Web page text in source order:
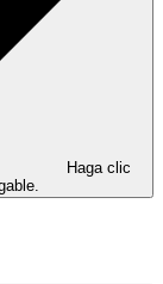
Haga clic